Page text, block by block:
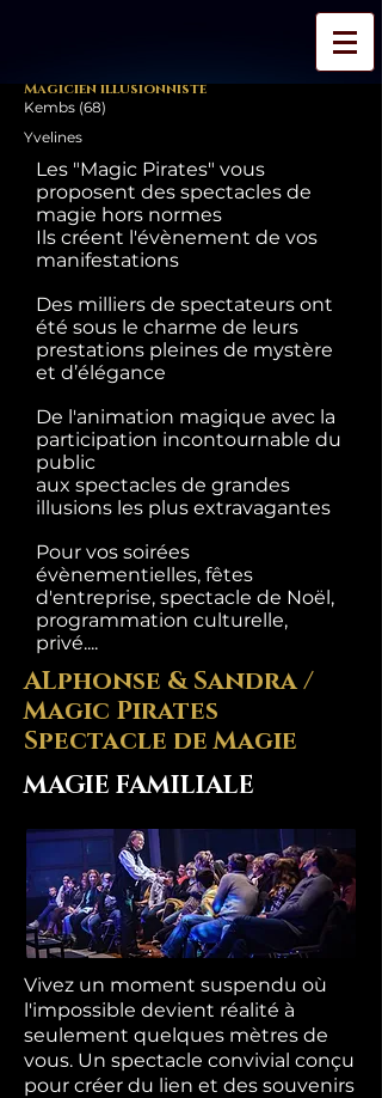
Magicien illusionniste
Kembs (68)
Yvelines
Les "Magic Pirates" vous
proposent des spectacles de
magie hors normes
Ils créent l'évènement de vos
manifestations
Des milliers de spectateurs ont
été sous le charme de leurs
prestations pleines de mystère
et d’élégance
De l'animation magique avec la
participation incontournable du
public
aux spectacles de grandes
illusions les plus extravagantes
Pour vos soirées
évènementielles, fêtes
d'entreprise, spectacle de Noël,
programmation culturelle,
privé....
ALphonse & Sandra /
Magic Pirates
Spectacle de Magie
MAGIE FAMILIALE
Vivez un moment suspendu où
l'impossible devient réalité à
seulement quelques mètres de
vous. Un spectacle convivial conçu
pour créer du lien et des souvenirs